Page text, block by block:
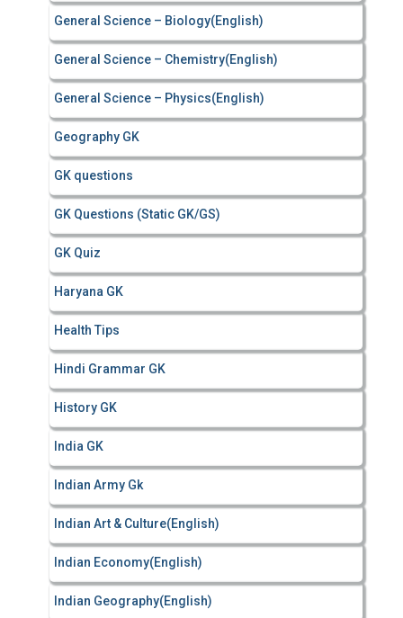
General Science – Biology(English)
General Science – Chemistry(English)
General Science – Physics(English)
Geography GK
GK questions
GK Questions (Static GK/GS)
GK Quiz
Haryana GK
Health Tips
Hindi Grammar GK
History GK
India GK
Indian Army Gk
Indian Art & Culture(English)
Indian Economy(English)
Indian Geography(English)